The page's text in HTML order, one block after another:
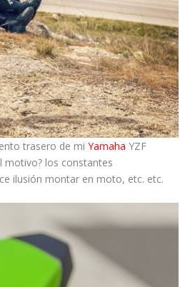
trasero de miYamahaYZF
motivo? los constantes
ilusión montar en moto, etc. etc.